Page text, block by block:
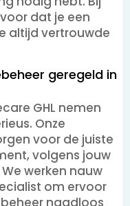
dat je een
altijd vertrouwde
geregeld in
GHL nemen
Onze
voor de juiste
volgens jouw
werken nauw
om ervoor
naadloos